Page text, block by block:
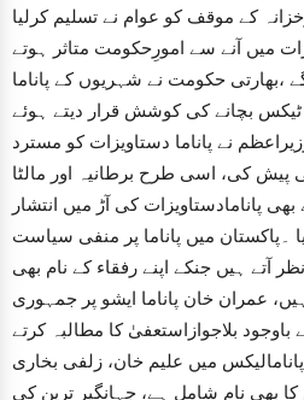
کے موقف کو عوام نے تسلیم کرلیا
میں آنے سے امورِحکومت متاثر ہوتے
،بھارتی حکومت نے شہریوں کے پاناما
بچانے کی کوشش قرار دیتے ہوئے
نے پاناما دستاویزات کو مسترد
پیش کی، اسی طرح برطانیہ اور مالٹا
پانامادستاویزات کی آڑ میں انتشار
۔پاکستان میں پاناما پر منفی سیاست
آتے ہیں جنکے اپنے رفقاء کے نام بھی
عمران خان پاناما ایشو پر جمہوری
باوجود بلاجوازاستعفیٰ کا مطالبہ کرتے
میں علیم خان، زلفی بخاری
بھی نام شامل ہے، جہانگیر ترین کی